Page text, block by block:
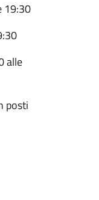
19:30
alle
posti